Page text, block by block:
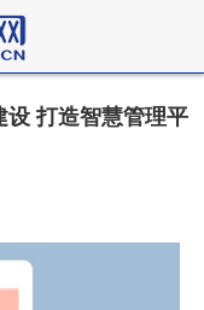
打造智慧管理平